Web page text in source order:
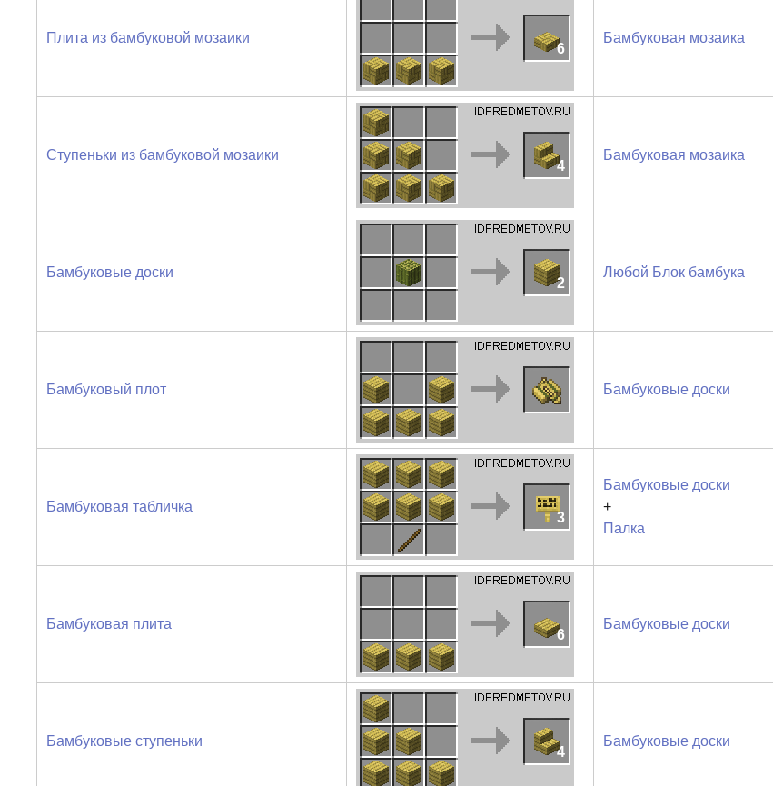
Плита из бамбуковой мозаики
6
Бамбуковая мозаика
Ступеньки из бамбуковой мозаики
4
Бамбуковая мозаика
Бамбуковые доски
2
Любой Блок бамбука
Бамбуковый плот Бамбуковые доски
Бамбуковая табличка
3
Бамбуковые доски
+
Палка
Бамбуковая плита
6
Бамбуковые доски
Бамбуковые ступеньки
4
Бамбуковые доски